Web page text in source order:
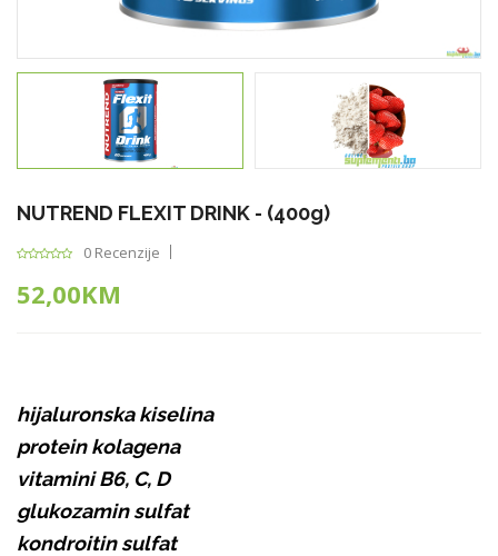
NUTREND FLEXIT DRINK - (400g)
0 Recenzije
52,00KM
hijaluronska kiselina
protein kolagena
vitamini B6, C, D
glukozamin sulfat
kondroitin sulfat